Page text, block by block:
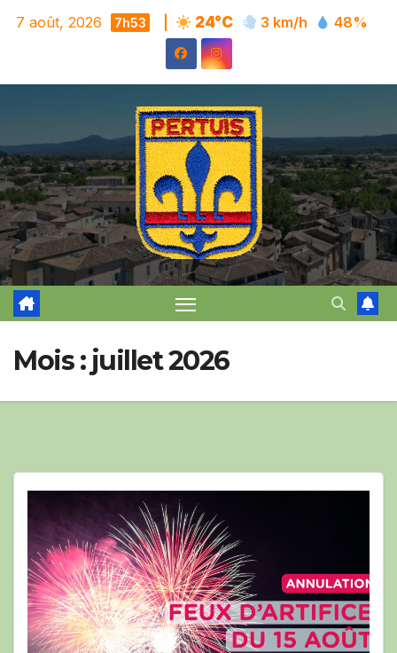
Skip
7 août, 2026 7h53 24°C 3 km/h 48%
Mois : juillet 2026